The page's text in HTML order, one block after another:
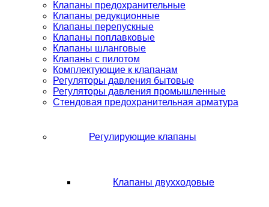
Клапаны предохранительные
Клапаны редукционные
Клапаны перепускные
Клапаны поплавковые
Клапаны шланговые
Клапаны с пилотом
Комплектующие к клапанам
Регуляторы давления бытовые
Регуляторы давления промышленные
Стендовая предохранительная арматура
Регулирующие клапаны
Клапаны двухходовые